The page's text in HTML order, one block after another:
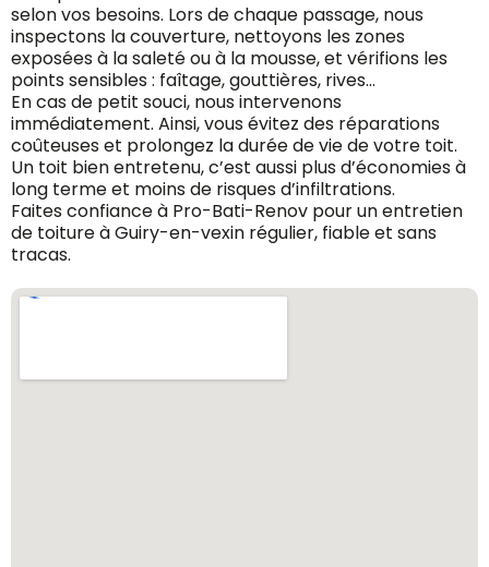
selon vos besoins. Lors de chaque passage, nous
inspectons la couverture, nettoyons les zones
exposées à la saleté ou à la mousse, et vérifions les
points sensibles : faîtage, gouttières, rives…
En cas de petit souci, nous intervenons
immédiatement. Ainsi, vous évitez des réparations
coûteuses et prolongez la durée de vie de votre toit.
Un toit bien entretenu, c’est aussi plus d’économies à
long terme et moins de risques d’infiltrations.
Faites confiance à Pro-Bati-Renov pour un entretien
de toiture à Guiry-en-vexin régulier, fiable et sans
tracas.